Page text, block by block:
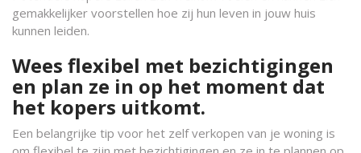
gemakkelijker voorstellen hoe zij hun leven in jouw huis
kunnen leiden.
Wees flexibel met bezichtigingen
en plan ze in op het moment dat
het kopers uitkomt.
Een belangrijke tip voor het zelf verkopen van je woning is